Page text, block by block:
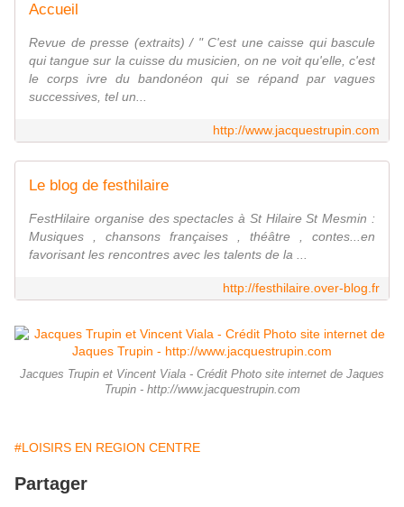
Accueil
Revue de presse (extraits) / " C'est une caisse qui bascule
qui tangue sur la cuisse du musicien, on ne voit qu'elle, c'est
le corps ivre du bandonéon qui se répand par vagues
successives, tel un...
http://www.jacquestrupin.com
Le blog de festhilaire
FestHilaire organise des spectacles à St Hilaire St Mesmin :
Musiques , chansons françaises , théâtre , contes...en
favorisant les rencontres avec les talents de la ...
http://festhilaire.over-blog.fr
Jacques Trupin et Vincent Viala - Crédit Photo site internet de Jaques
Trupin - http://www.jacquestrupin.com
#LOISIRS EN REGION CENTRE
Partager